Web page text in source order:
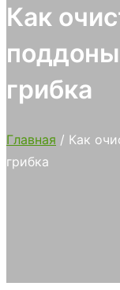
Как
грибка
Главная / Как
грибка